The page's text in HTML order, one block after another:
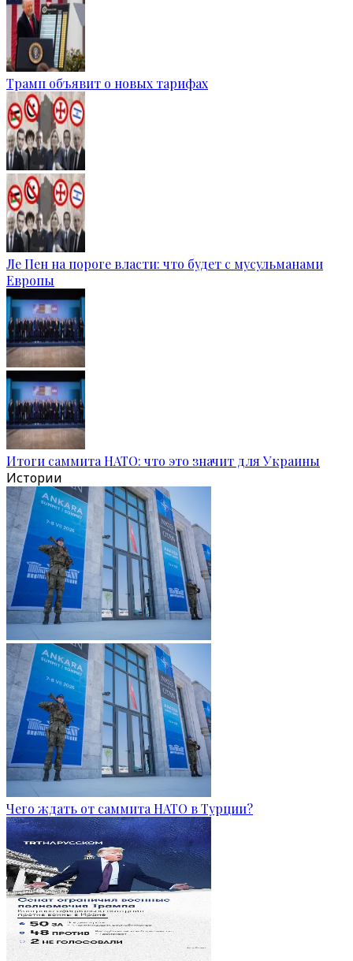
Трамп объявит о новых тарифах
Ле Пен на пороге власти: что будет с мусульманами
Европы
Итоги саммита НАТО: что это значит для Украины
Истории
Чего ждать от саммита НАТО в Турции?